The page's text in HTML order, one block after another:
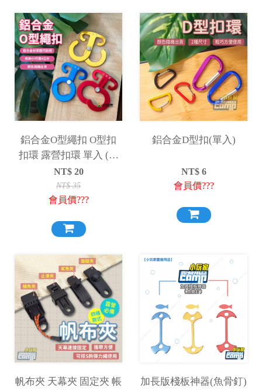
鋁合金O型繩扣 O型扣
扣環 露營扣環 單入 (顏
色隨機出貨)
NT$ 20
NT$35
會員價???
鋁合金D型扣(單入)
NT$ 6
會員價???
帆布夾 天幕夾 固定夾 帳
加長版棧板神器(魚骨釘)